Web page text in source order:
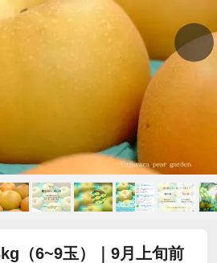
（6~9玉）｜9月上旬前